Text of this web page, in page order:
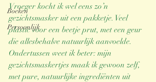
Boeken
Persoonlijk
Vroeger kocht ik wel eens zo’n
gezichtsmasker uit een pakketje. Veel
plastic voor een beetje prut, met een geur
die allesbehalve natuurlijk aanvoelde.
Ondertussen weet ik beter: mijn
gezichtsmaskertjes maak ik gewoon zelf,
met pure, natuurlijke ingrediënten uit